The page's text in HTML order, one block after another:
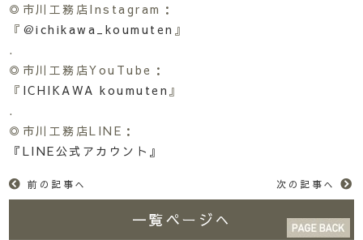
◎市川工務店Instagram：
『 ＠ichikawa_koumuten 』
.
◎市川工務店YouTube：
『 ICHIKAWA koumuten 』
.
◎市川工務店LINE：
『LINE公式アカウント』
前の記事へ 次の記事へ
一覧ページへ